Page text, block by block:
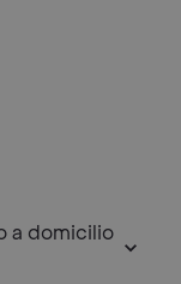
a domicilio